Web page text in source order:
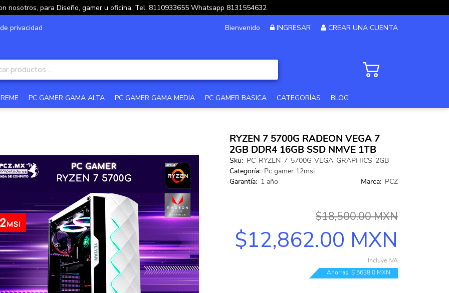
nosotros, para Diseño, gamer u oficina. Tel. 8110933655 Whatsapp 8131554632
privacidad Bienvenido INGRESAR CREAR UNA CUENTA
PC GAMER GAMA ALTA PC GAMER GAMA MEDIA PC GAMER BASICA CATEGORÍAS
PC GAMER 12MSI
PC DISEÑO Y EDICION
PC GAMER GAMA MEDIA
COMPUTADORAS INTEL
TODAS LAS CATEGORÍAS...
BLOG
RYZEN 7 5700G RADEON VEGA 7
2GB DDR4 16GB SSD NMVE 1TB
Sku: PC-RYZEN-7-5700G-VEGA-GRAPHICS-2GB
Categoría: Pc gamer 12msi
Garantía: 1 año Marca: PCZ
$18,500.00 MXN
$12,862.00 MXN
Incluye IVA
Ahorras: $ 5638.0 MXN